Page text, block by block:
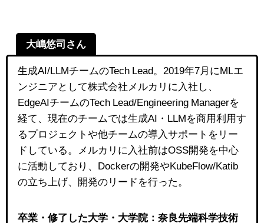
大嶋悠司さん
生成AI/LLMチームのTech Lead。2019年7月にMLエ
ンジニアとして株式会社メルカリに入社し、
EdgeAIチームのTech Lead/Engineering Managerを
経て、現在のチームでは生成AI・LLMを商用利用す
るプロジェクトや他チームの導入サポートをリー
ドしている。メルカリに入社前はOSS開発を中心
に活動しており、Dockerの開発やKubeFlow/Katib
の立ち上げ、開発のリードを行った。
卒業・修了した大学・大学院 ：奈良先端科学技術